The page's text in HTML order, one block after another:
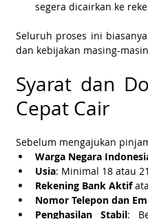
segera dicairkan ke
Seluruh proses ini
dan kebijakan masing-
Syarat dan
Cepat Cair
Sebelum mengajukan
Warga Negara
Usia: Minimal 18 atau
Rekening Bank Aktif
Nomor Telepon dan
Penghasilan Stabil: